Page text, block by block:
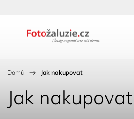
Domů / Jak nakupovat
Jak nakupovat